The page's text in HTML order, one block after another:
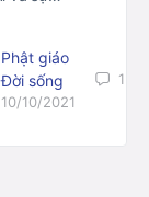
Phật giáo
Đời sống
10/10/2021
1